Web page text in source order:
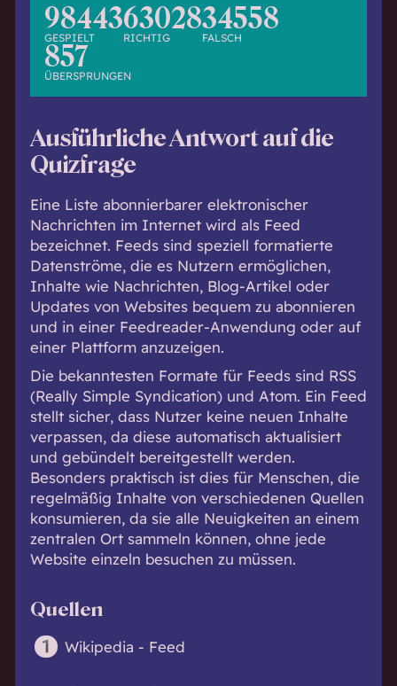
98443
GESPIELT
63028
RICHTIG
34558
FALSCH
857
ÜBERSPRUNGEN
Ausführliche Antwort auf die
Quizfrage
Eine Liste abonnierbarer elektronischer
Nachrichten im Internet wird als Feed
bezeichnet. Feeds sind speziell formatierte
Datenströme, die es Nutzern ermöglichen,
Inhalte wie Nachrichten, Blog-Artikel oder
Updates von Websites bequem zu abonnieren
und in einer Feedreader-Anwendung oder auf
einer Plattform anzuzeigen.
Die bekanntesten Formate für Feeds sind RSS
(Really Simple Syndication) und Atom. Ein Feed
stellt sicher, dass Nutzer keine neuen Inhalte
verpassen, da diese automatisch aktualisiert
und gebündelt bereitgestellt werden.
Besonders praktisch ist dies für Menschen, die
regelmäßig Inhalte von verschiedenen Quellen
konsumieren, da sie alle Neuigkeiten an einem
zentralen Ort sammeln können, ohne jede
Website einzeln besuchen zu müssen.
Quellen
Wikipedia - Feed